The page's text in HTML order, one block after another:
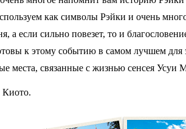
как символы Рэйки и очень
а если сильно повезет, то и
к этому событию в самом лучшем для
места, связанные с жизнью сенсея Усуи
Киото.